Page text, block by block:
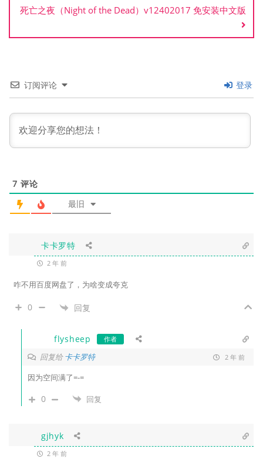
死亡之夜（Night of the Dead）v12402017 免安装中文版
订阅评论 登录
7 评论
最旧
卡卡罗特
2 年 前
咋不用百度网盘了，为啥变成夸克
0 回复
flysheep 作者
回复给卡卡罗特 2 年 前
因为空间满了=-=
0 回复
gjhyk
2 年 前